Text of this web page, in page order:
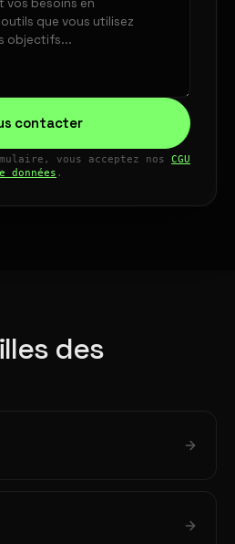
contacter
vous acceptez nos CGU
données .
des